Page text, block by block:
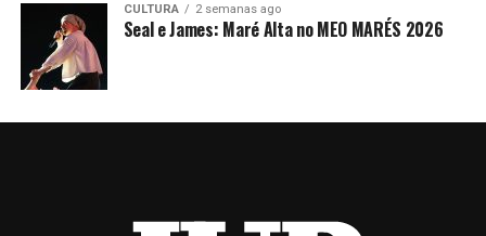
CULTURA 2 semanas ago
Seal e James: Maré Alta no MEO MARÉS 2026